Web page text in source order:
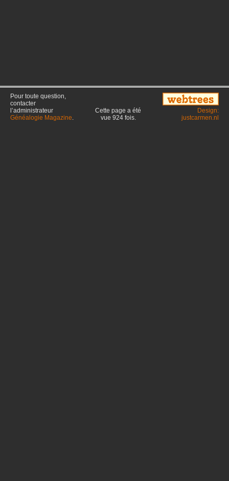
Pour toute question,
contacter
l’administrateur
Généalogie Magazine.
Cette page a été
vue 924fois.
Design:
justcarmen.nl